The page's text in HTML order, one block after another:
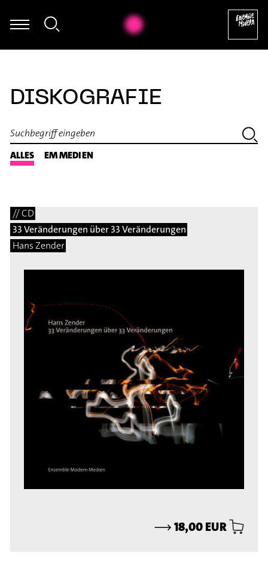
Annie Jacobs-Perkins - Hannah
DISKOGRAFIE
ALLES EM MEDIEN
// CD
33 Veränderungen über 33 Veränderungen
Hans Zender
⟶18,00 EUR